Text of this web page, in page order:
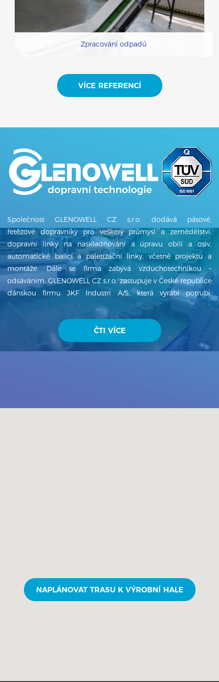
Zpracování odpadů
VÍCE REFERENCÍ
Společnost GLENOWELL CZ s.r.o. dodává pásové,
řetězové dopravníky pro veškerý průmysl a zemědělství,
dopravní linky na naskladňování a úpravu obilí a osiv,
automatické balicí a paletizační linky, včetně projektu a
montáže. Dále se firma zabývá vzduchotechnikou –
odsáváním. GLENOWELL CZ s.r.o. zastupuje v České republice
dánskou firmu JKF Industri A/S, která vyrábí potrubí,
ventilátory, cyklony, filtry a další produkty z oblasti
vzduchotechniky. GLENOWELL CZ s.r.o. má několikaletou
tradici a od svého založení v roce 1996 firma dynamicky
exportuje na zahraniční trhy – Kanada, Japonsko, Německo,
Rakousko, Slovinsko, Chorvatsko, Maďarsko, Rumunsko,
ČTI VÍCE
NAPLÁNOVAT TRASU K VÝROBNÍ HALE